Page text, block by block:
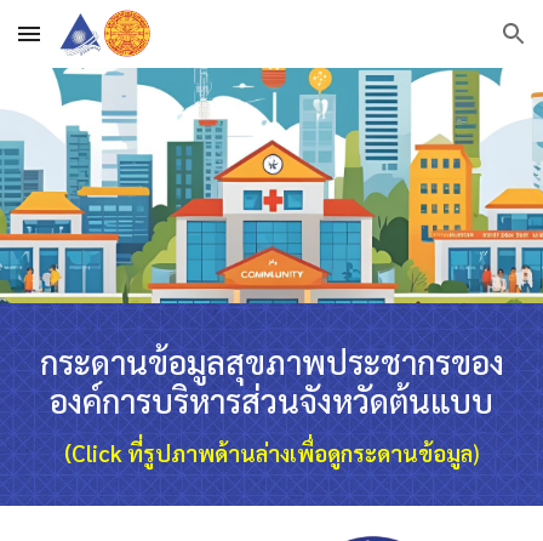
Skip to main content Skip to navigation
กระดานข้อมูลสุขภาพประชากรของ
องค์การบริหารส่วนจังหวัดต้นแบบ
(Click ที่รูปภาพด้านล่างเพื่อดูกระดานข้อมูล)